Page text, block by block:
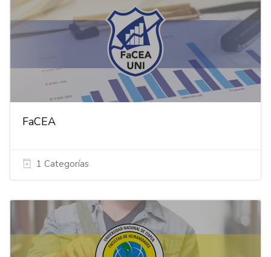
FaCEA
1 Categorías